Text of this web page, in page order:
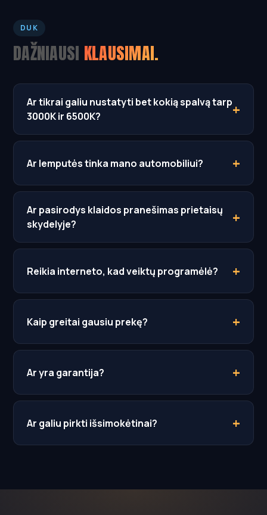
DUK
DAŽNIAUSI KLAUSIMAI.
Ar tikrai galiu nustatyti bet kokią spalvą tarp
3000K ir 6500K?
Ar lemputės tinka mano automobiliui?
Ar pasirodys klaidos pranešimas prietaisų
skydelyje?
Reikia interneto, kad veiktų programėlė?
Kaip greitai gausiu prekę?
Ar yra garantija?
Ar galiu pirkti išsimokėtinai?